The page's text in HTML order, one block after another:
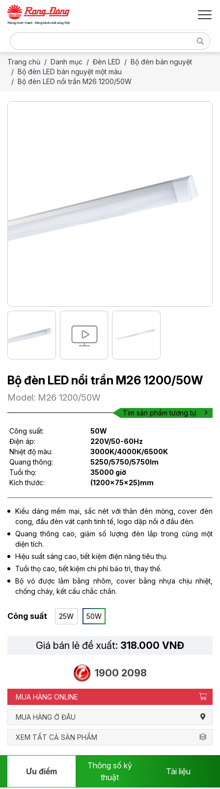
Trang chủ Danh mục Đèn LED
Bộ đèn bán nguyệt
Bộ đèn LED bán nguyệt một màu
Bộ đèn LED nổi trần M26 1200/50W
Bộ đèn LED nổi trần M26 1200/50W
Model: M26 1200/50W
Tìm sản phẩm tương tự
Công suất:
50W
Điện áp:
220V/50-60Hz
Nhiệt độ màu:
3000K/4000K/6500K
Quang thông:
5250/5750/5750lm
Tuổi thọ:
35000 giờ
Kích thước:
(1200x75x25)mm
Kiểu dáng mềm mại, sắc nét với thân đèn mỏng, cover đèn
cong, đầu đèn vát cạnh tinh tế, logo dập nổi ở đầu đèn.
Quang thông cao, giảm số lượng đèn lắp trong cùng một
diện tích.
Hiệu suất sáng cao, tiết kiệm điện năng tiêu thụ.
Tuổi thọ cao, tiết kiệm chi phí bảo trì, thay thế.
Bộ vỏ được lằm bằng nhôm, cover bằng nhựa chịu nhiệt,
chống cháy, kết cấu chắc chắn.
Công suất 25W 50W
Giá bán lẻ đề xuất: 318.000 VNĐ
1900 2098
MUA HÀNG ONLINE
MUA HÀNG Ở ĐÂU
XEM TẤT CẢ SẢN PHẨM
Ưu điểm
Thông số kỹ
thuật
Tài liệu